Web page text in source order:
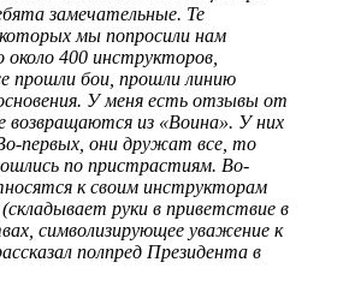
замечательные. Те
мы попросили нам
400 инструкторов,
прошли бои, прошли линию
У меня есть отзывы от
возвращаются из «Воина». У них
первых, они дружат все, то
по пристрастиям. Во-
к своим инструкторам
руки в приветствие в
символизирующее уважение к
полпред Президента в